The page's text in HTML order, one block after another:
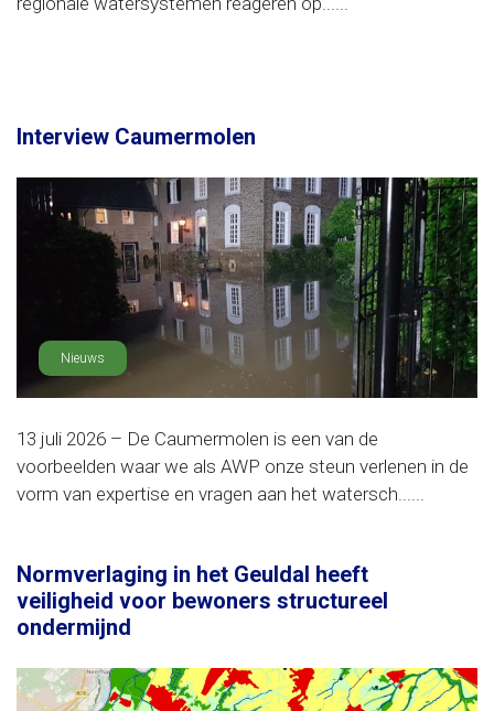
Interview Caumermolen
Nieuws
13 juli 2026 – De Caumermolen is een van de
voorbeelden waar we als AWP onze steun verlenen in de
vorm van expertise en vragen aan het watersch......
Normverlaging in het Geuldal heeft
veiligheid voor bewoners structureel
ondermijnd